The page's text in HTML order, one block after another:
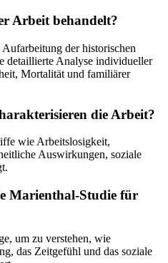
Arbeit behandelt?
der historischen
detaillierte Analyse individueller
Mortalität und familiärer
die Arbeit?
wie Arbeitslosigkeit,
Auswirkungen, soziale
Marienthal-Studie für
um zu verstehen, wie
das Zeitgefühl und das soziale